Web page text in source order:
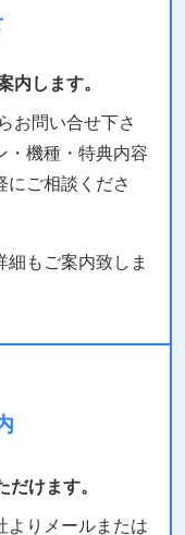
内します。
お問い合せ下さ
・機種・特典内容
にご相談くださ
細もご案内致しま
だけます。
よりメールまたは